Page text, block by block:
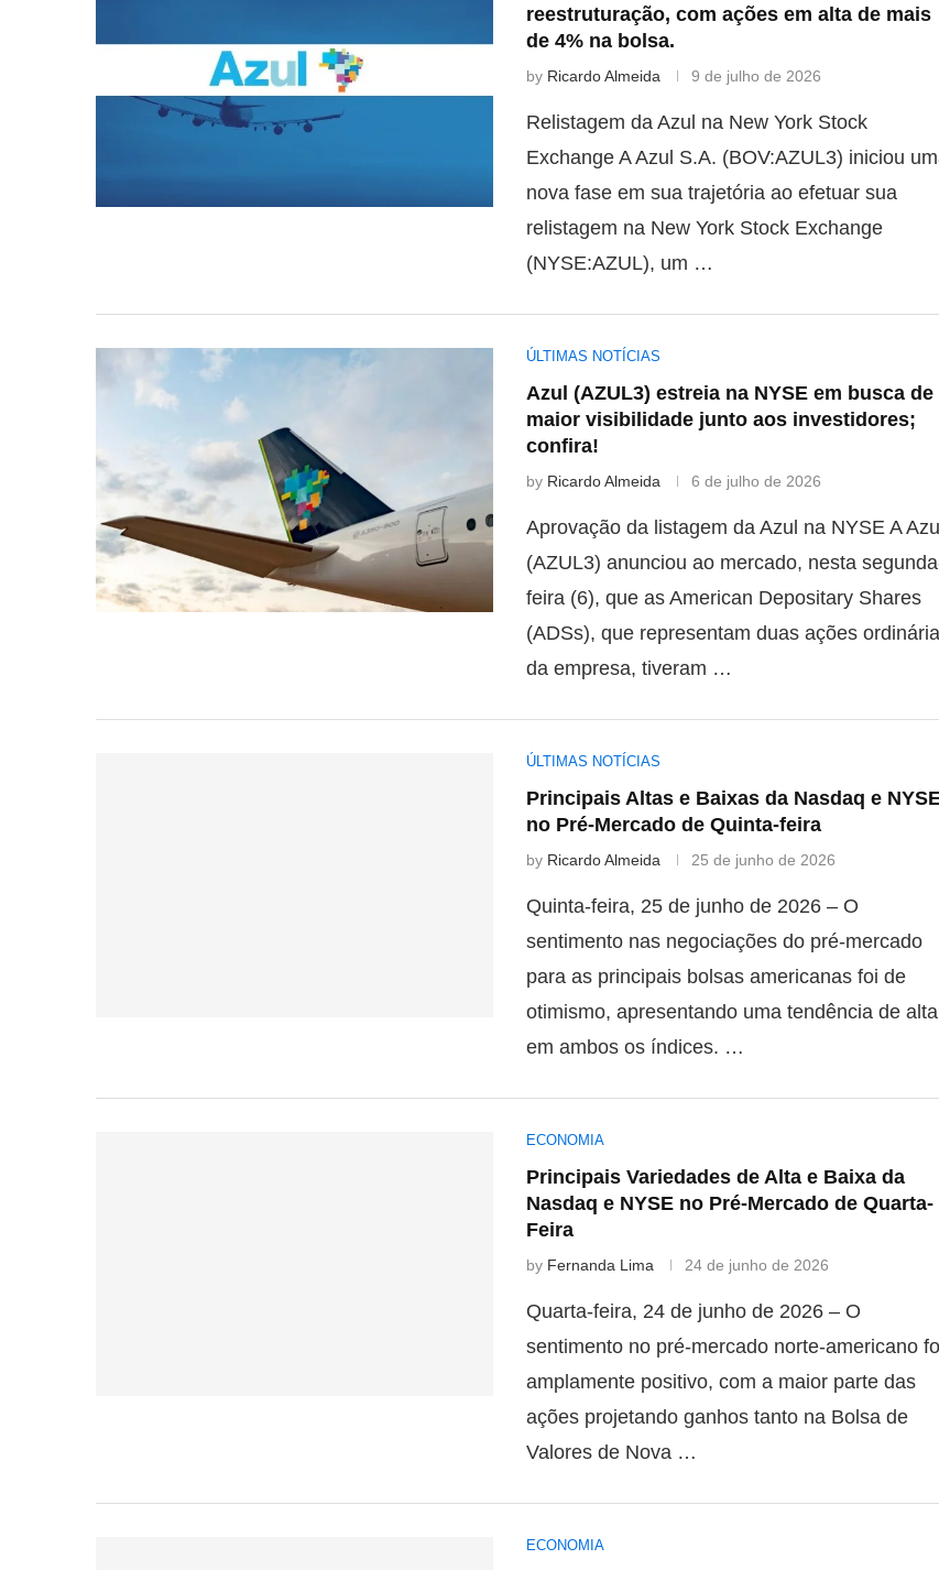
reestruturação, com ações em alta de mais
de 4% na bolsa.
by Ricardo Almeida 9 de julho de 2026
Relistagem da Azul na New York Stock
Exchange A Azul S.A. (BOV:AZUL3) iniciou
nova fase em sua trajetória ao efetuar sua
relistagem na New York Stock Exchange
(NYSE:AZUL), um …
ÚLTIMAS NOTÍCIAS
Azul (AZUL3) estreia na NYSE em busca de
maior visibilidade junto aos investidores;
confira!
by Ricardo Almeida 6 de julho de 2026
Aprovação da listagem da Azul na NYSE A Azul
(AZUL3) anunciou ao mercado, nesta
feira (6), que as American Depositary Shares
(ADSs), que representam duas ações
da empresa, tiveram …
ÚLTIMAS NOTÍCIAS
Principais Altas e Baixas da Nasdaq e
no Pré-Mercado de Quinta-feira
by Ricardo Almeida 25 de junho de 2026
Quinta-feira, 25 de junho de 2026 – O
sentimento nas negociações do pré-mercado
para as principais bolsas americanas foi de
otimismo, apresentando uma tendência de alta
em ambos os índices. …
ECONOMIA
Principais Variedades de Alta e Baixa da
Nasdaq e NYSE no Pré-Mercado de Quarta-
Feira
by Fernanda Lima 24 de junho de 2026
Quarta-feira, 24 de junho de 2026 – O
sentimento no pré-mercado norte-americano
amplamente positivo, com a maior parte das
ações projetando ganhos tanto na Bolsa de
Valores de Nova …
ECONOMIA